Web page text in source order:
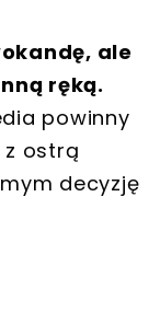
ale
ręką.
powinny
z ostrą
decyzję